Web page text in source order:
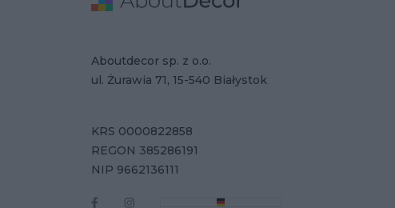
Aboutdecor sp. z o.o.
ul. Żurawia 71, 15-540 Białystok
KRS 0000822858
REGON 385286191
NIP 9662136111